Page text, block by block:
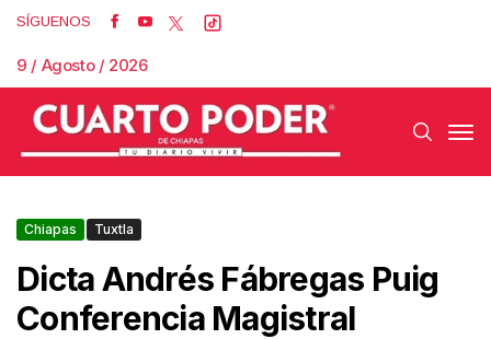
SÍGUENOS
9 / Agosto / 2026
Chiapas Tuxtla
Dicta Andrés Fábregas Puig
Conferencia Magistral